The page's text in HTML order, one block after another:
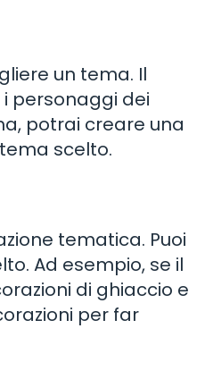
un tema. Il
personaggi dei
potrai creare una
scelto.
tematica. Puoi
Ad esempio, se il
di ghiaccio e
per far